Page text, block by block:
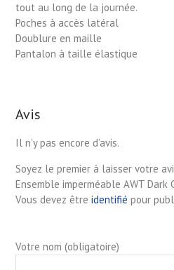
tout au long de la journée.
Poches à accès latéral
Doublure en maille
Pantalon à taille élastique
Avis
Il n’y pas encore d’avis.
Soyez le premier à laisser votre
Ensemble imperméable AWT Dark
Vous devez être identifié pour
Votre nom (obligatoire)